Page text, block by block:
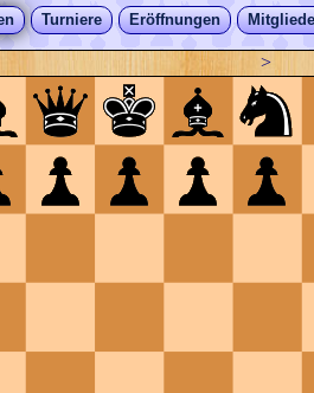
Turniere Eröffnungen
>